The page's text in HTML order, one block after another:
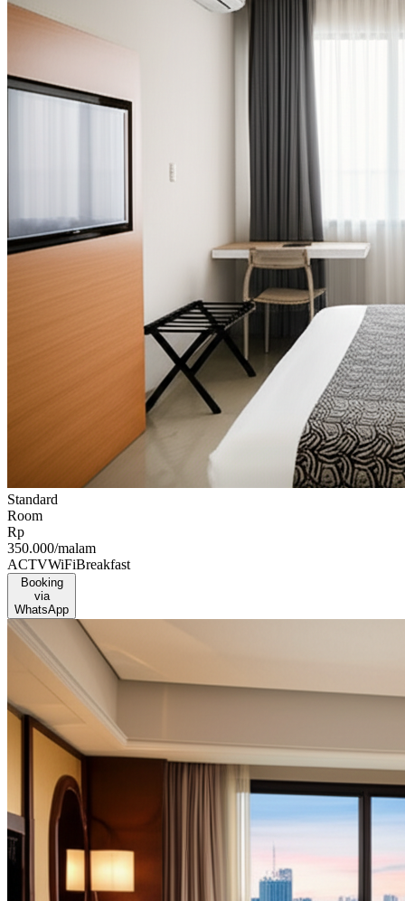
Standard
Room
Rp
350.000/malam
ACTVWiFiBreakfast
Booking
via
WhatsApp